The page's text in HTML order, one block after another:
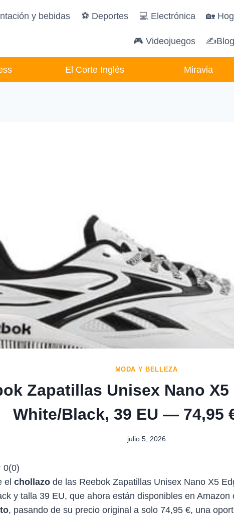
y bebidas ️⚽️ Deportes 💻 Electrónica 🏡
🎮 Videojuegos ✍Blog
El Corte Inglés Miravia
MODA Y BELLEZA
Zapatillas Unisex Nano X5
White/Black, 39 EU — 74,95
julio 5, 2026
0(0)
el chollazo de las Reebok Zapatillas Unisex Nano X5
y talla 39 EU, que ahora están disponibles en Amazon
, pasando de su precio original a solo 74,95 €, una